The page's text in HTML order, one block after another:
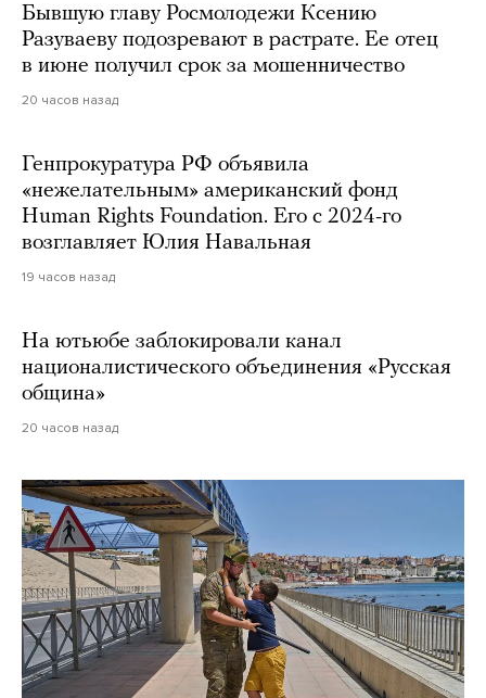
Бывшую главу Росмолодежи Ксению
Разуваеву подозревают в растрате. Ее отец
в июне получил срок за мошенничество
20 часов назад
Генпрокуратура РФ объявила
«нежелательным» американский фонд
Human Rights Foundation. Его с 2024-го
возглавляет Юлия Навальная
19 часов назад
На ютьюбе заблокировали канал
националистического объединения «Русская
община»
20 часов назад